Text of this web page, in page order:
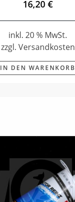
16,20 €
inkl. 20 % MwSt.
zzgl. Versandkosten
IN DEN WARENKORB